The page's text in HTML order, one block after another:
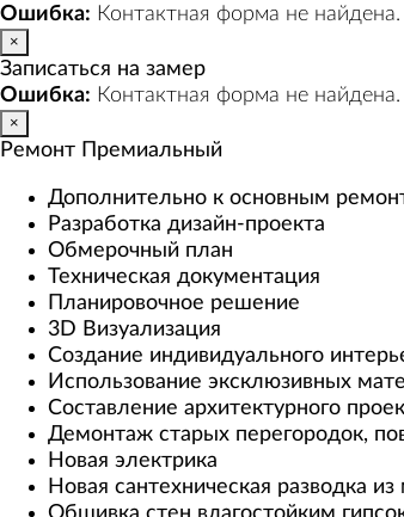
Ошибка: Контактная форма не найдена.
×
Записаться на замер
Ошибка: Контактная форма не найдена.
×
Ремонт Премиальный
Дополнительно к основным
Разработка дизайн-проекта
Обмерочный план
Техническая документация
Планировочное решение
3D Визуализация
Создание индивидуального
Использование эксклюзивных
Составление архитектурного
Демонтаж старых перегородок,
Новая электрика
Новая сантехническая разводка